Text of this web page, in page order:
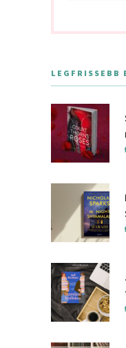
LEGFRISSEBB